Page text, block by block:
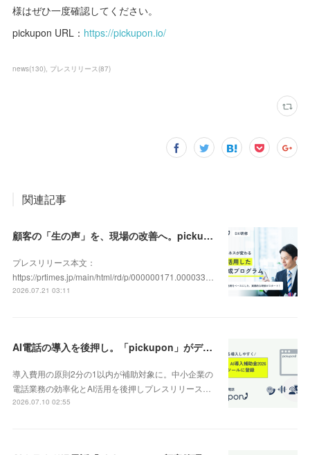
様はぜひ一度確認してください。
pickupon URL： https://pickupon.io/
news(130) プレスリリース(87)
関連記事
顧客の「生の声」を、現場の改善へ。pickupon、実践型「DX人材育成研修」の提供を開始
プレスリリース本文：
https://prtimes.jp/main/html/rd/p/000000171.000033…
2026.07.21 03:11
AI電話の導入を後押し。「pickupon」がデジタル化・AI導入補助金2026（旧IT導入補助金）の対象ツールとして登録
導入費用の原則2分の1以内が補助対象に。中小企業の
電話業務の効率化とAI活用を後押しプレスリリース…
2026.07.10 02:55